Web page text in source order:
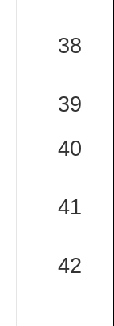
38
39
40
41
42